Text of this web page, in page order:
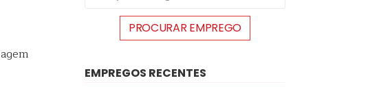
EMPREGOS RECENTES